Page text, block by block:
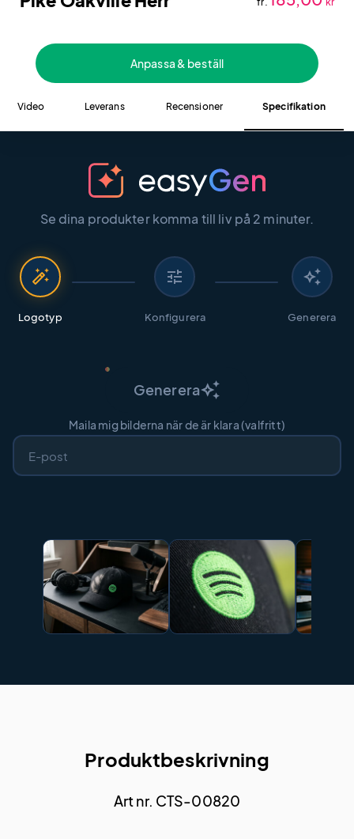
Anpassa & beställ
Video Leverans Recensioner Specifikation
Se dina produkter komma till liv på 2 minuter.
auto_fix_high
Logotyp
tune
Konfigurera
auto_awesome
Generera
Genereraauto_awesome
Maila mig bilderna när de är klara (valfritt)
Produktbeskrivning
Art nr. CTS-00820